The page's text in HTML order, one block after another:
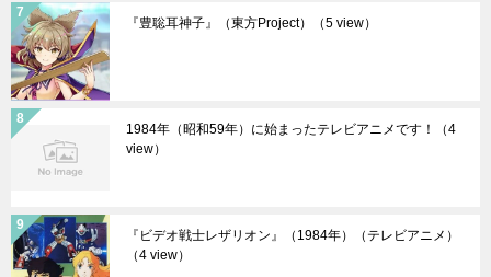
『豊聡耳神子』（東方Project） （5 view）
1984年（昭和59年）に始まったテレビアニメです！
（4
view）
『ビデオ戦士レザリオン』（1984年）（テレビアニメ）
（4 view）